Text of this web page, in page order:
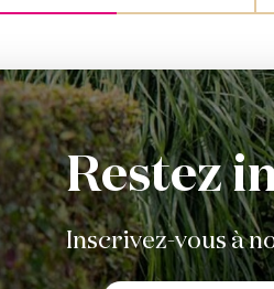
Restez
Inscrivez-vous à